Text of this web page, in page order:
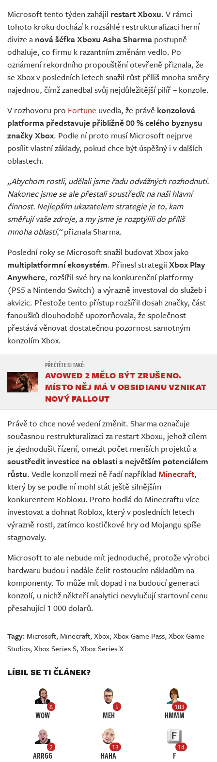
Živě
Microsoft tento týden zahájil restart Xboxu. V rámci
tohoto kroku dochází k rozsáhlé restrukturalizaci herní
divize a nová šéfka Xboxu Asha Sharma postupně
odhaluje, co firmu k razantním změnám vedlo. Po
oznámení rekordního propouštění otevřeně přiznala, že
se Xbox v posledních letech snažil růst příliš mnoha směry
najednou, čímž zanedbal svůj nejdůležitější pilíř – konzole.
V rozhovoru pro Fortune uvedla, že právě konzolová
platforma představuje přibližně 80 % celého byznysu
značky Xbox. Podle ní proto musí Microsoft nejprve
posílit vlastní základy, pokud chce být úspěšný i v dalších
oblastech.
„Abychom rostli, udělali jsme řadu odvážných rozhodnutí.
Nakonec jsme se ale přestali soustředit na naši hlavní
činnost. Nejlepším ukazatelem strategie je to, kam
směřují vaše zdroje, a my jsme je rozptýlili do příliš
mnoha oblastí,“přiznala Sharma.
Poslední roky se Microsoft snažil budovat Xbox jako
multiplatformní ekosystém. Přinesl strategii Xbox Play
Anywhere, rozšířil své hry na konkurenční platformy
(PS5 a Nintendo Switch) a výrazně investoval do služeb i
akvizic. Přestože tento přístup rozšířil dosah značky, část
fanoušků dlouhodobě upozorňovala, že společnost
přestává věnovat dostatečnou pozornost samotným
konzolím Xbox.
AVOWED 2 MĚLO BÝT ZRUŠENO.
MÍSTO NĚJ MÁ V OBSIDIANU VZNIKAT
NOVÝ FALLOUT
Právě to chce nové vedení změnit. Sharma označuje
současnou restrukturalizaci za restart Xboxu, jehož cílem
je zjednodušit řízení, omezit počet menších projektů a
soustředit investice na oblasti s největším potenciálem
růstu. Vedle konzolí mezi ně řadí například Minecraft,
který by se podle ní mohl stát ještě silnějším
konkurentem Robloxu. Proto hodlá do Minecraftu více
investovat a dohnat Roblox, který v posledních letech
výrazně rostl, zatímco kostičkové hry od Mojangu spíše
stagnovaly.
Microsoft to ale nebude mít jednoduché, protože výrobci
hardwaru budou i nadále čelit rostoucím nákladům na
komponenty. To může mít dopad i na budoucí generaci
konzolí, u nichž někteří analytici nevylučují startovní cenu
přesahující 1 000 dolarů.
Tagy: Microsoft, Minecraft,Xbox,Xbox Game Pass,Xbox Game
Studios,Xbox Series S,Xbox Series X
LÍBIL SE TI ČLÁNEK?
6
WOW
5
MEH
183
HMMM
2
ARRGG
13
HAHA
14
F